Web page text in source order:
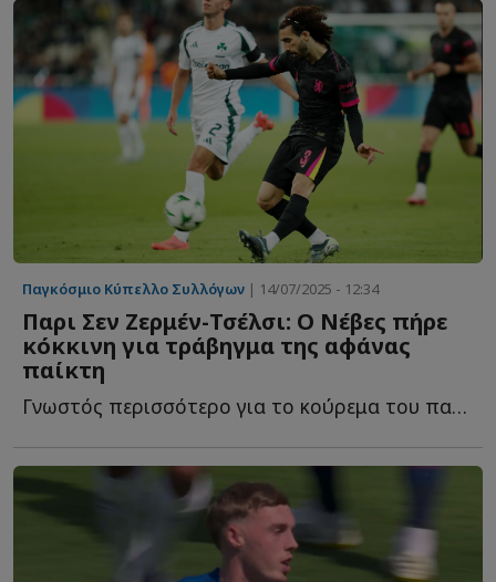
Παγκόσμιο Κύπελλο Συλλόγων | 14/07/2025 - 12:34
Παρι Σεν Ζερμέν-Τσέλσι: Ο Νέβες πήρε
κόκκινη για τράβηγμα της αφάνας
παίκτη
Γνωστός περισσότερο για το κούρεμα του παρά για τις π...